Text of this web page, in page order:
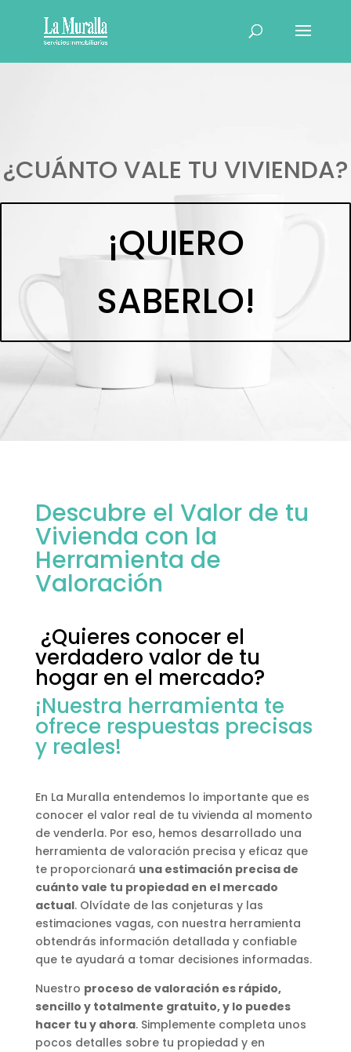
¿CUÁNTO VALE TU VIVIENDA?
¡QUIERO
SABERLO!
Descubre el Valor de tu
Vivienda con la
Herramienta de
Valoración
¿Quieres conocer el
verdadero valor de tu
hogar en el mercado?
¡Nuestra herramienta te
ofrece respuestas precisas
y reales!
En La Muralla entendemos lo importante que es
conocer el valor real de tu vivienda al momento
de venderla. Por eso, hemos desarrollado una
herramienta de valoración precisa y eficaz que
te proporcionará una estimación precisa de
cuánto vale tu propiedad en el mercado
actual. Olvídate de las conjeturas y las
estimaciones vagas, con nuestra herramienta
obtendrás información detallada y confiable
que te ayudará a tomar decisiones informadas.
Nuestro proceso de valoración es rápido,
sencillo y totalmente gratuito, y lo puedes
hacer tu y ahora. Simplemente completa unos
pocos detalles sobre tu propiedad y en